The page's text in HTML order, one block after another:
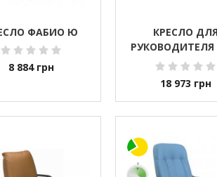
ФАБИО Ю
8 884 грн
КРЕСЛО ДЛЯ
РУКОВОДИТЕЛЯ
STEEL CHROME
18 973 грн